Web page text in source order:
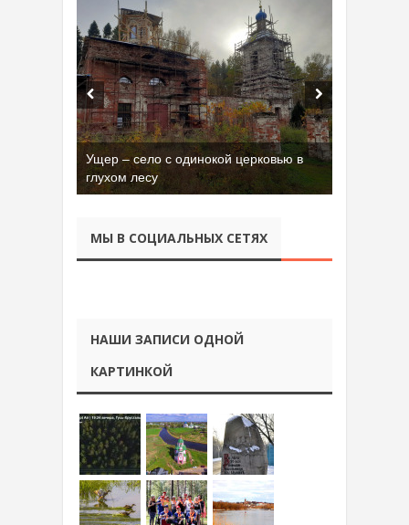
Ущер – село с одинокой церковью в
глухом лесу
МЫ В СОЦИАЛЬНЫХ СЕТЯХ
НАШИ ЗАПИСИ ОДНОЙ
КАРТИНКОЙ